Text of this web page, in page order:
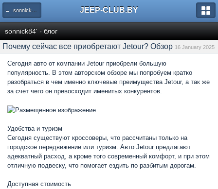
← sonnick84' - блог JEEP-CLUB.BY
sonnick84' - блог
Почему сейчас все приобретают Jetour? Обзор 16 January 2025
Сегодня авто от компании Jetour приобрели большую
популярность. В этом авторском обзоре мы попробуем кратко
разобраться в чем именно ключевые преимущества Jetour, а так же
за счет чего он превосходит именитых конкурентов.
Удобства и туризм
Сегодня существуют кроссоверы, что рассчитаны только на
городское передвижение или туризм. Авто Jetour предлагают
адекватный расход, а кроме того современный комфорт, и при этом
отличную подвеску, что помогает ездить по разбитым дорогам.
Доступная стоимость